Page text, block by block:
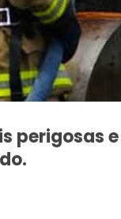
perigosas e